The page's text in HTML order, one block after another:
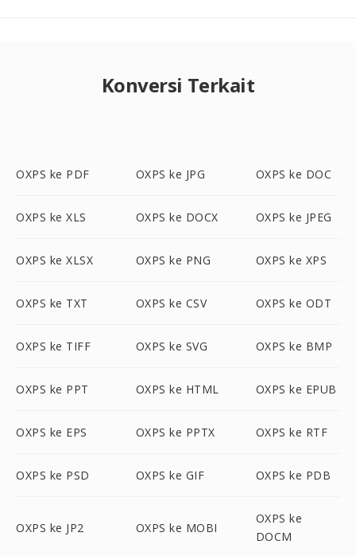
Konversi Terkait
OXPS ke PDF OXPS ke JPG OXPS ke DOC
OXPS ke XLS OXPS ke DOCX OXPS ke JPEG
OXPS ke XLSX OXPS ke PNG OXPS ke XPS
OXPS ke TXT OXPS ke CSV OXPS ke ODT
OXPS ke TIFF OXPS ke SVG OXPS ke BMP
OXPS ke PPT OXPS ke HTML OXPS ke EPUB
OXPS ke EPS OXPS ke PPTX OXPS ke RTF
OXPS ke PSD OXPS ke GIF OXPS ke PDB
OXPS ke JP2 OXPS ke MOBI
OXPS ke
DOCM